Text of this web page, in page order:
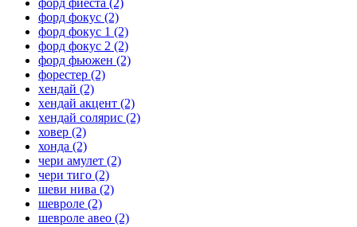
форд фокус (2)
форд фокус 1 (2)
форд фокус 2 (2)
форд фьюжен (2)
форестер (2)
хендай (2)
хендай акцент (2)
хендай солярис (2)
ховер (2)
хонда (2)
чери амулет (2)
чери тиго (2)
шеви нива (2)
шевроле (2)
шевроле авео (2)